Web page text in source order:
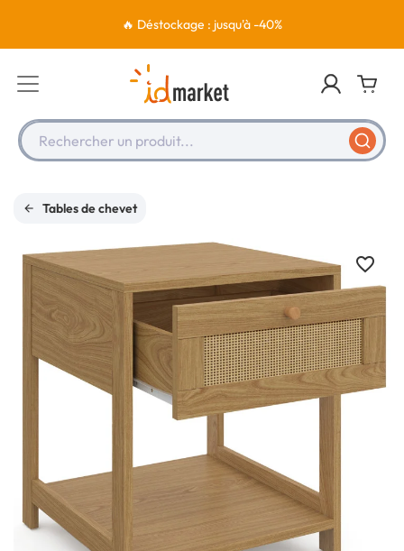
🔥 Déstockage : jusqu'à -40%
Rechercher un produit...
Tables de chevet
favorite_border